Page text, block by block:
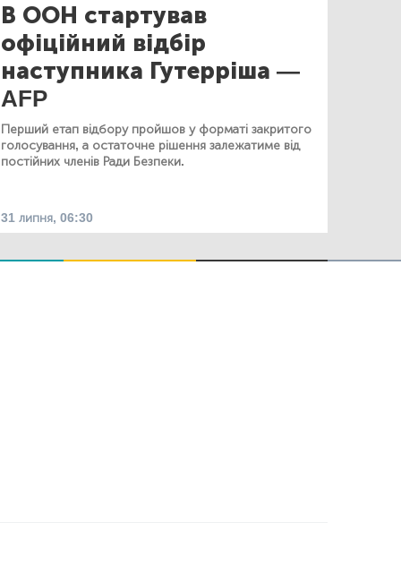
В ООН стартував
офіційний відбір
наступника Гутерріша —
AFP
Перший етап відбору пройшов у форматі закритого
голосування, а остаточне рішення залежатиме від
постійних членів Ради Безпеки.
31 липня, 06:30